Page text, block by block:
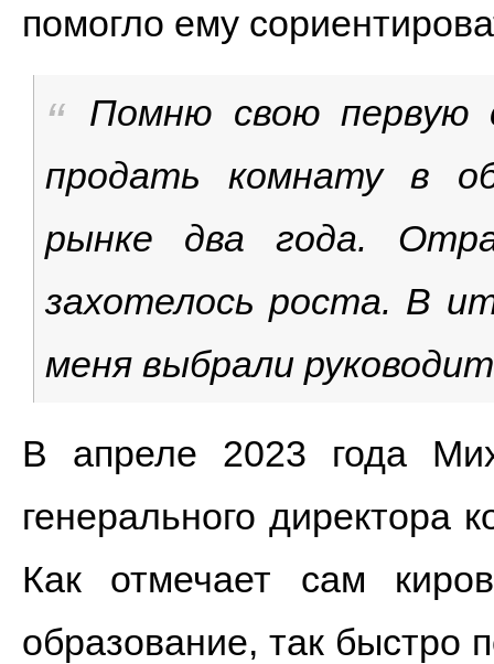
помогло ему
Помню свою первую
продать комнату в
рынке два года.
захотелось роста. В
меня выбрали
В апреле 2023 года
генерального директора
Как отмечает сам
образование, так быстро